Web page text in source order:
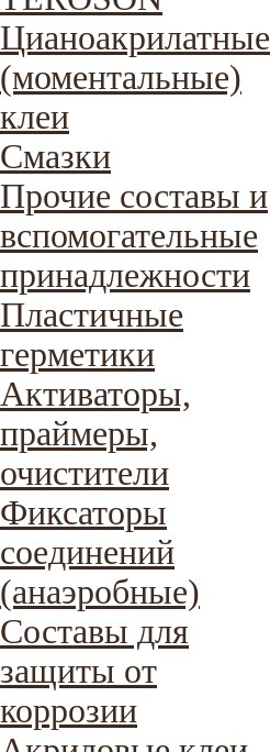
Цианоакрилатные
(моментальные)
клеи
Смазки
Прочие составы и
вспомогательные
принадлежности
Пластичные
герметики
Активаторы,
праймеры,
очистители
Фиксаторы
соединений
(анаэробные)
Составы для
защиты от
коррозии